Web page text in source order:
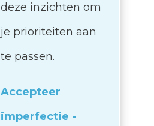
deze inzichten om
je prioriteiten aan
te passen.
Accepteer
imperfectie -